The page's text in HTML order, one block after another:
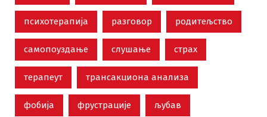
психотерапија разговор родитељство
самопоуздање слушање страх
терапеут трансакциона анализа
фобија фрустрације љубав